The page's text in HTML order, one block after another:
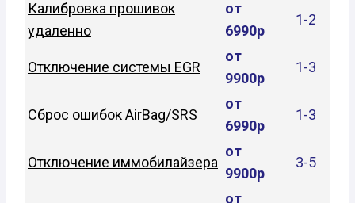
Калибровка прошивок
удаленно
от
6990р
1-2
Отключение системы EGR
от
9900р
1-3
Сброс ошибок AirBag/SRS
от
6990р
1-3
Отключение иммобилайзера
от
9900р
3-5
от